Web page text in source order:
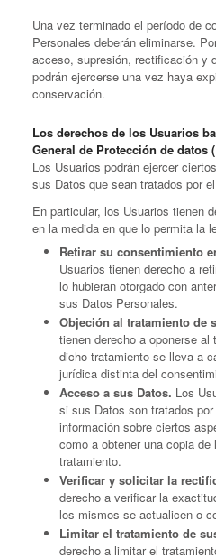
Una vez terminado el período de
Personales deberán eliminarse.
acceso, supresión, rectificación y
podrán ejercerse una vez haya
conservación.
Los derechos de los Usuarios
General de Protección de datos
Los Usuarios podrán ejercer
sus Datos que sean tratados por
En particular, los Usuarios tienen
en la medida en que lo permita la
Retirar su consentimiento
Usuarios tienen derecho a
lo hubieran otorgado con
sus Datos Personales.
Objeción al tratamiento de
tienen derecho a oponerse
dicho tratamiento se lleva a
jurídica distinta del
Acceso a sus Datos. Los
si sus Datos son tratados
información sobre ciertos
como a obtener una copia
tratamiento.
Verificar y solicitar la
derecho a verificar la
los mismos se actualicen o
Limitar el tratamiento de
derecho a limitar el